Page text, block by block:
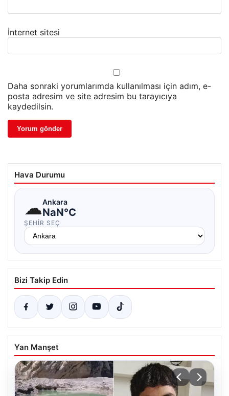
İnternet sitesi
Daha sonraki yorumlarımda kullanılması için adım, e-
posta adresim ve site adresim bu tarayıcıya
kaydedilsin.
Hava Durumu
☁Ankara
NaN°C
ŞEHIR SEÇ
Bizi Takip Edin
Yan Manşet